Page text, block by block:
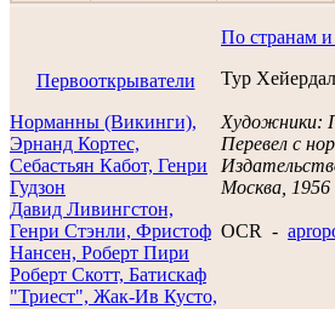
Первооткрыватели
Норманны (Викинги),
Эрнанд Кортес,
Себастьян Кабот, Генри
Гудзон
Давид Ливингстон,
Генри Стэнли, Фристоф
Нансен, Роберт Пири
Роберт Скотт, Батискаф
"Триест", Жак-Ив Кусто,
По странам
Тур Хейердал
Художники:
Перевел с
Москва, 1956
OCR -